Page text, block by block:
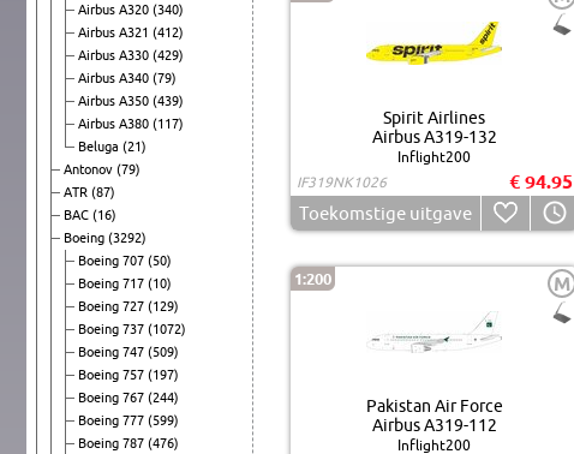
Airbus A320 (340)
Airbus A321 (412)
Airbus A330 (429)
Airbus A340 (79)
Airbus A350 (439)
Airbus A380 (117)
Beluga (21)
Antonov (79)
ATR (87)
BAC (16)
Boeing (3292)
Boeing 707 (50)
Boeing 717 (10)
Boeing 727 (129)
Boeing 737 (1072)
Boeing 747 (509)
Boeing 757 (197)
Boeing 767 (244)
Boeing 777 (599)
Boeing 787 (476)
Spirit Airlines
Airbus A319-132
Inflight200
IF319NK1026
€ 94.95
Toekomstige uitgave
1:200 M
Pakistan Air Force
Airbus A319-112
Inflight200